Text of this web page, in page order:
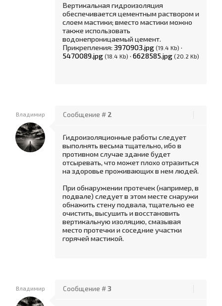
Вертикальная гидроизоляция
обеспечивается цементным раствором и
слоем мастики; вместо мастики можно
также использовать
водонепроницаемый цемент.
Прикрепления: 3970903.jpg (19.4 Kb) ·
5470089.jpg (18.4 Kb) · 6628585.jpg (20.2 Kb)
Владимир Сообщение # 2
Гидроизоляционные работы следует
выполнять весьма тщательно, ибо в
противном случае здание будет
отсыревать, что может плохо отразиться
на здоровье проживающих в нем людей.
При обнаружении протечек (например, в
подвале) следует в этом месте снаружи
обнажить стену подвала, тщательно ее
очистить, высушить и восстановить
вертикальную изоляцию, смазывая
место протечки и соседние участки
горячей мастикой.
Владимир Сообщение #3